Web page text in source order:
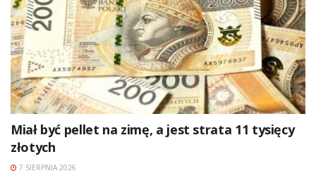
Miał być pellet na zimę, a jest strata 11 tysięcy
złotych
7 SIERPNIA 2026